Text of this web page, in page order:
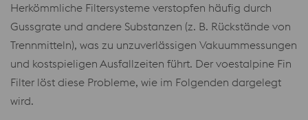
Herkömmliche Filtersysteme verstopfen häufig durch
Gussgrate und andere Substanzen (z. B. Rückstände von
Trennmitteln), was zu unzuverlässigen Vakuummessungen
und kostspieligen Ausfallzeiten führt. Der voestalpine Fin
Filter löst diese Probleme, wie im Folgenden dargelegt
wird.